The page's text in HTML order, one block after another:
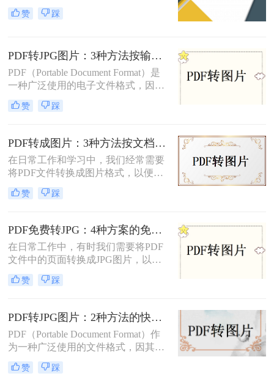
行分享、打印或进一步的图像处理。
那么怎么把pdf转图片呢？本文将介绍
据实际需求选择合适的方法进行转
换。
赞 踩
PDF转JPG图片：3种方法按输出质量和批量需求选择！
PDF（Portable Document Format）是
一种广泛使用的电子文件格式，因其
跨平台性和良好的排版效果而受到青
睐。然而，在某些情况下，我们可能
式，以便更方便地在不同设备或软件
上进行查看和编辑。那么pdf怎么转换
成jpg图片呢？本文将介绍四种常用的
将PDF文件转换为JPG图片的方法，
帮助您根据不同的需求选择最合适的
方式。
赞 踩
PDF转成图片：3种方法按文档类型（纯文本/图文/扫描件）选择！
在日常工作和学习中，我们经常需要
将PDF文件转换成图片格式，以便于
分享、打印或进行其他编辑操作。那
么pdf转成图片怎么转呢？本文将介绍
赞 踩
PDF免费转JPG：4种方案的免费次数、文件限制和效果对照！
在日常工作中，有时我们需要将PDF
文件中的页面转换成JPG图片，以便
在不同的应用场景中使用。那么怎么
把pdf转换成jpg图片免费呢？本文将
轻松完成PDF到JPG的转换。
赞 踩
PDF转JPG图片：2种方法的快捷操作和格式选择要点！
PDF（Portable Document Format）作
为一种广泛使用的文件格式，因其跨
平台、不易被篡改的特性而备受青
睐。然而，在某些情况下，我们可能
赞 踩